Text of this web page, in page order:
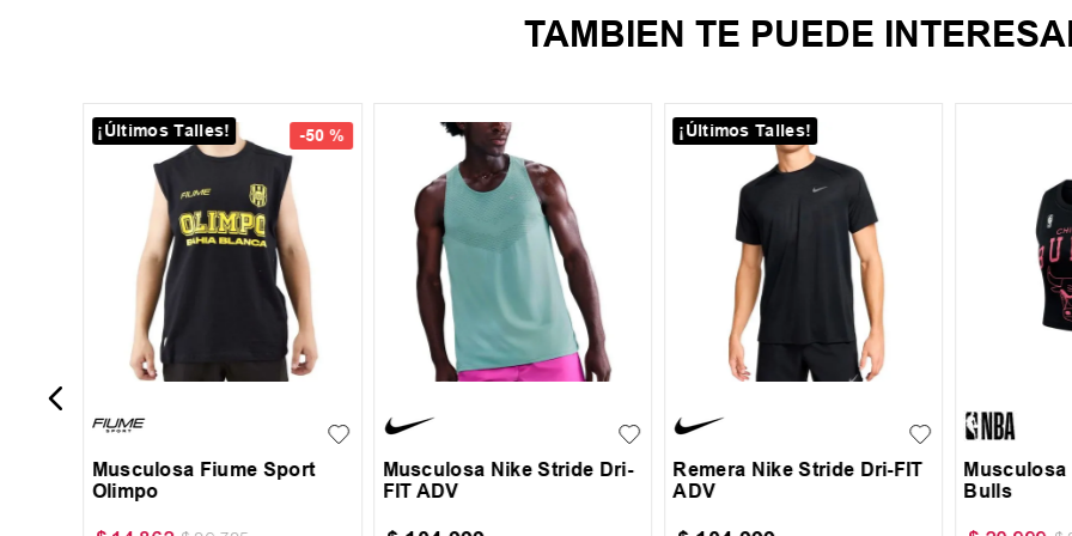
TAMBIEN TE PUEDE
-50 %
¡Últimos Talles!
M XXL
Musculosa Fiume Sport
Olimpo
L
M XL
Musculosa Nike Stride Dri-
FIT ADV
¡Últimos Talles!
M XXL
Remera Nike Stride Dri-FIT
ADV
Musculosa
Bulls